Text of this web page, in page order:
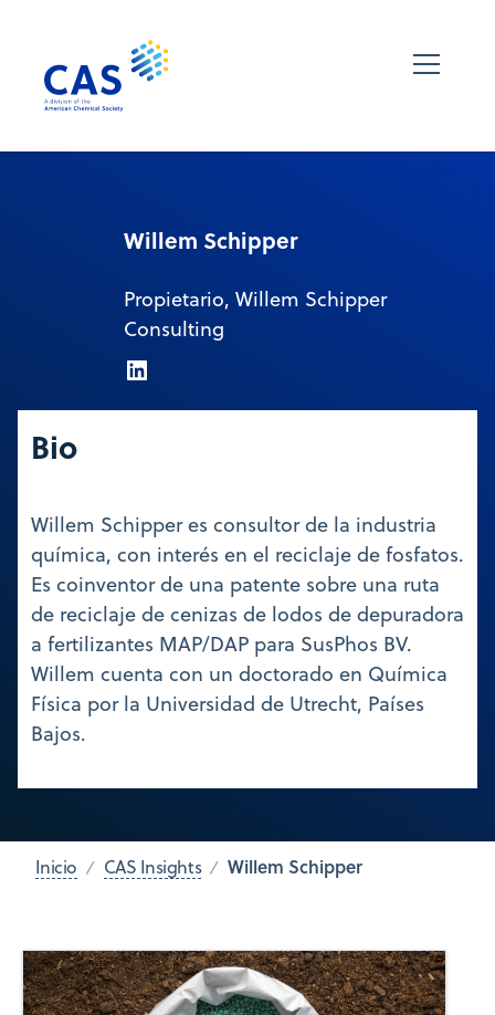
Willem Schipper
Propietario, Willem Schipper
Consulting
Bio
Willem Schipper es consultor de la industria
química, con interés en el reciclaje de fosfatos.
Es coinventor de una patente sobre una ruta
de reciclaje de cenizas de lodos de depuradora
a fertilizantes MAP/DAP para SusPhos BV.
Willem cuenta con un doctorado en Química
Física por la Universidad de Utrecht, Países
Bajos.
Inicio CAS Insights Willem Schipper